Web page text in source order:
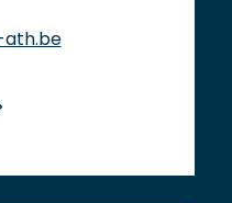
ath.be